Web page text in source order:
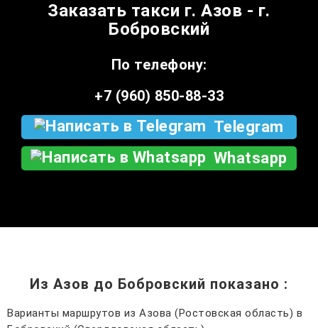
Заказать такси г. Азов - г.
Бобровский
По телефону:
+7 (960) 850-88-33
Telegram
Whatsapp
Из Азов до Бобровский показано :
Варианты маршрутов из Азова (Ростовская область) в